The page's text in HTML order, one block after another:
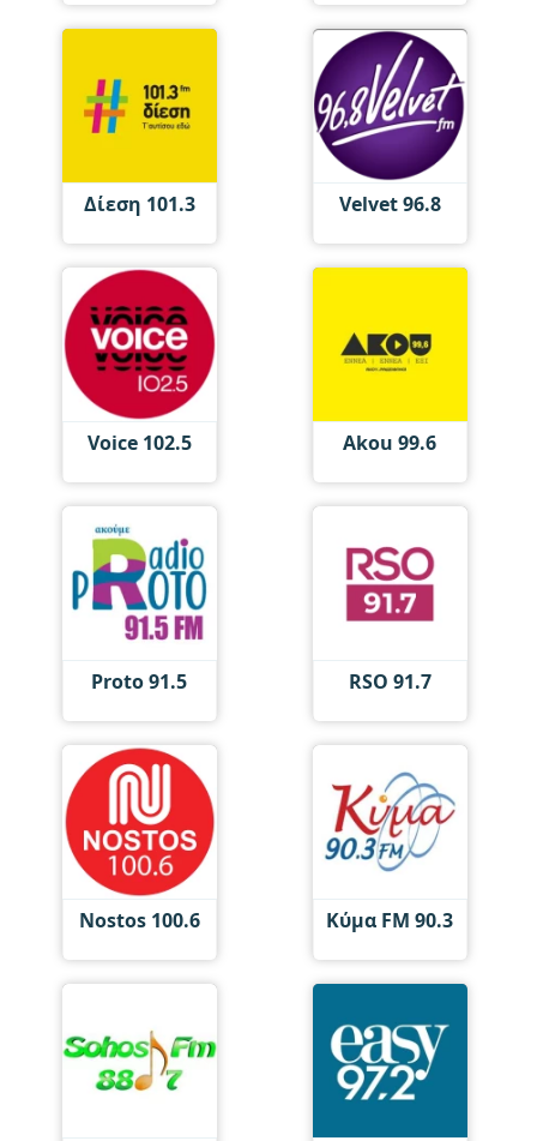
Δίεση 101.3 Velvet 96.8
Voice 102.5 Akou 99.6
Proto 91.5 RSO 91.7
Nostos 100.6 Κύμα FM 90.3